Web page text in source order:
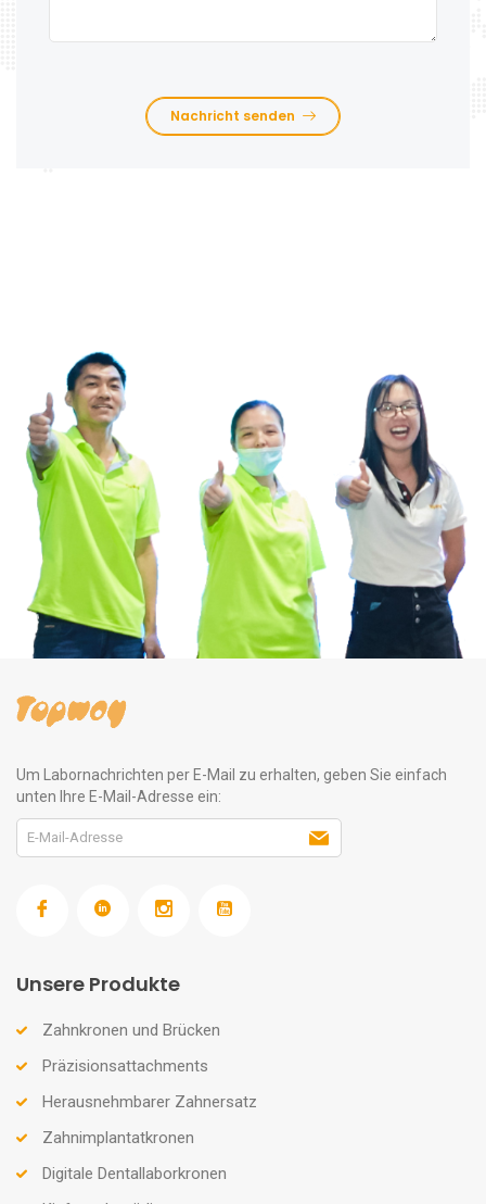
Nachricht senden
Um Labornachrichten per E-Mail zu erhalten, geben Sie einfach
unten Ihre E-Mail-Adresse ein:
Unsere Produkte
Zahnkronen und Brücken
Präzisionsattachments
Herausnehmbarer Zahnersatz
Zahnimplantatkronen
Digitale Dentallaborkronen